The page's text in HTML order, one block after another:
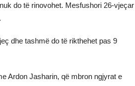
do të rinovohet. Mesfushori 26-vjeçar
dhe tashmë do të rikthehet pas 9
Ardon Jasharin, që mbron ngjyrat e